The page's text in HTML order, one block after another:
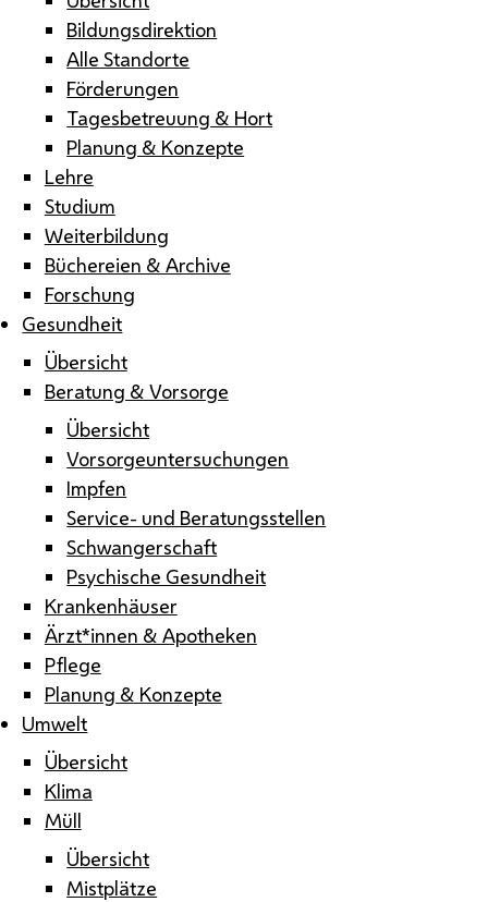
Bildungsdirektion
Alle Standorte
Förderungen
Tagesbetreuung & Hort
Planung & Konzepte
Lehre
Studium
Weiterbildung
Büchereien & Archive
Forschung
Gesundheit
Übersicht
Beratung & Vorsorge
Übersicht
Vorsorgeuntersuchungen
Impfen
Service- und Beratungsstellen
Schwangerschaft
Psychische Gesundheit
Krankenhäuser
Ärzt*innen & Apotheken
Pflege
Planung & Konzepte
Umwelt
Übersicht
Klima
Müll
Übersicht
Mistplätze